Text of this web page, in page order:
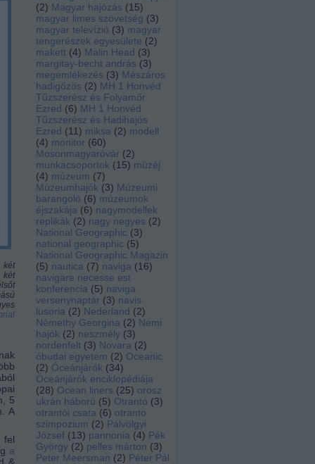
(2) Magyar hajózás (15)
magyar limes szövetség (3)
magyar televízió (3) magyar
tengerészek egyesülete (2)
makett (4) Malin Head (3)
margitay-becht andrás (3)
megemlékezés (3) Mészáros
hadigőzös (2) MH 1 Honvéd
Tűzszerész és Folyamőr
Ezred (6) MH 1 Honvéd
Tűzszerész és Hadihajós
Ezred (11) miksa (2) modell
(4) monitor (60)
Mosonmagyaróvár (2)
munkacsoportok (15) múzéj
(4) múzeum (7)
Múzeumhajók (3) Múzeumi
barangoló (6) múzeumok
éjszakája (6) nagymodellek
replikák (2) nagy negyes (2)
National Geographic (3)
national geographic (5)
National Geographic Magazin
(5) nautica (7) naviga (16)
navigare necesse est
konferencia (5) naviga
versenynaptár (3) navis
lusoria (2) Nederland (2)
Némethy Georgina (2) Nemi
hajók (2) neszmély (3)
nordenfelt (3) Novara (2)
óbudai egyetem (2) Oceanic
(2) Óceánjárók (34)
Óceánjárók enciklopédiája
(28) Ocean liners (25) orosz
ukrán háború (5) Otrantó (3)
otrantói csata (6) otranto
szimpozium (2) Pálvölgyi
József (13) pannonia (4) Pék
György (2) pelles márton (3)
Peter Meersman (2) Péter Pál
két
két
5
A
fel
a